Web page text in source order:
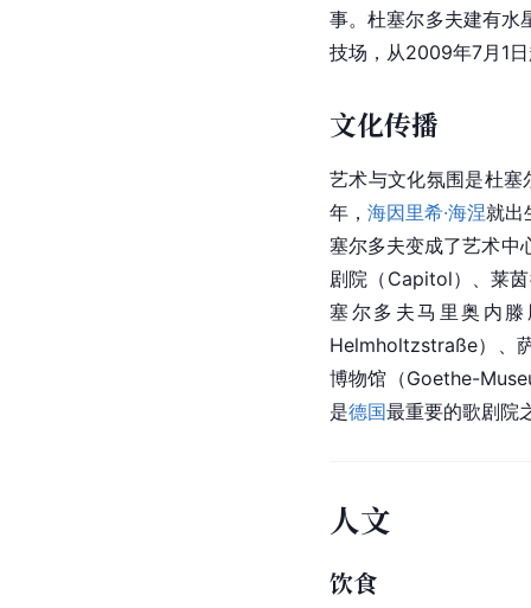
事。杜塞尔多夫建有
技场 ，从2009年7月1
文化传播
艺术与文化氛围是杜
年， 海因里希·海涅就出
塞尔多夫变成了艺术中
剧院（Capitol）、莱
塞尔多夫马里奥内
Helmholtzstraße）、
博物馆（Goethe-
是德国最重要的歌剧院
人文
饮食